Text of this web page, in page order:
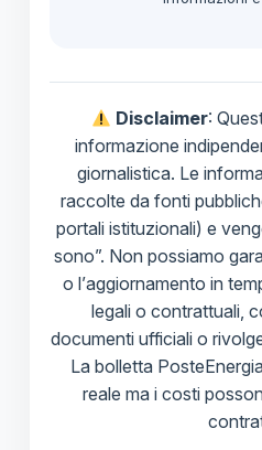
Disclaimer:
informazione
giornalistica. Le
raccolte da fonti
portali istituzionali) e
sono”. Non possiamo
o l’aggiornamento in
legali o contrattuali,
documenti ufficiali o
La bolletta
reale ma i costi